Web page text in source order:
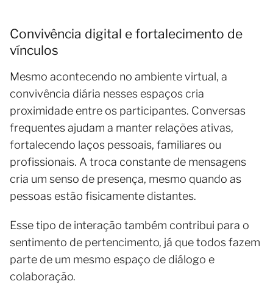
Convivência digital e fortalecimento de
vínculos
Mesmo acontecendo no ambiente virtual, a
convivência diária nesses espaços cria
proximidade entre os participantes. Conversas
frequentes ajudam a manter relações ativas,
fortalecendo laços pessoais, familiares ou
profissionais. A troca constante de mensagens
cria um senso de presença, mesmo quando as
pessoas estão fisicamente distantes.
Esse tipo de interação também contribui para o
sentimento de pertencimento, já que todos fazem
parte de um mesmo espaço de diálogo e
colaboração.